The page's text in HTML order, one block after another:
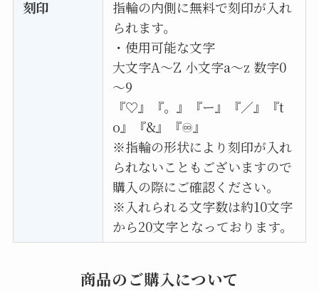
刻印
指輪の内側に無料で刻印が入れ
られます。
・使用可能な文字
大文字A〜Z 小文字a〜z 数字0
～9
『♡』『。』『ー』『／』『t
o』『&』『♾』
※指輪の形状により刻印が入れ
られないこともございますので
購入の際にご確認ください。
※入れられる文字数は約10文字
から20文字となっております。
商品のご購入について